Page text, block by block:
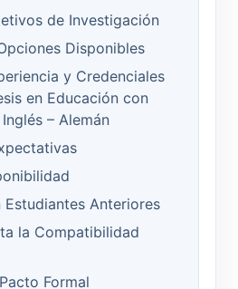
de Investigación
Disponibles
y Credenciales
en Educación con
– Alemán
Estudiantes Anteriores
la Compatibilidad
Formal